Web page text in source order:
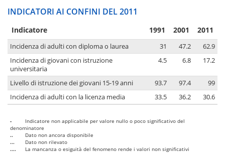
INDICATORI AI CONFINI DEL 2011
Indicatore 1991 2001 2011
Incidenza di adulti con diploma o laurea 31 47.2
62.9
Incidenza di giovani con istruzione
universitaria
4.5 6.8 17.2
Livello di istruzione dei giovani 15-19 anni 93.7 97.4
99
Incidenza di adulti con la licenza media
33.5 36.2 30.6
-
Indicatore non applicabile per valore nullo o poco significativo del
denominatore
..
Dato non ancora disponibile
...
Dato non rilevato
....
La mancanza o esiguità del fenomeno rende i valori non significativi